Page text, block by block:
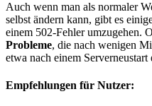
Auch wenn man als normaler
selbst ändern kann, gibt es
einem 502-Fehler umzugehen.
Probleme, die nach wenigen
etwa nach einem
Empfehlungen für Nutzer: